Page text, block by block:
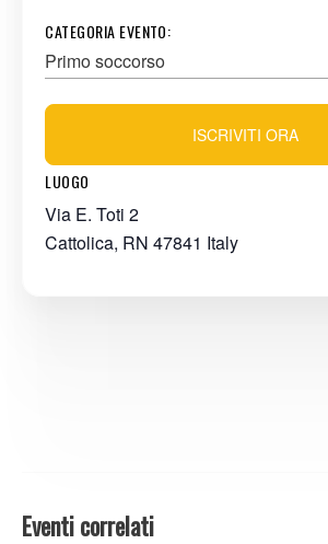
CATEGORIA EVENTO:
Primo soccorso
LUOGO
Via E. Toti 2
Cattolica, RN 47841 Italy
ISCRIVITI ORA
Eventi correlati